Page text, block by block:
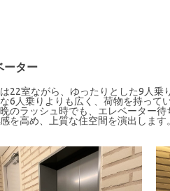
ーター
22室ながら、ゆったりとした9人
6人乗りよりも広く、荷物を持って
のラッシュ時でも、エレベーター
を高め、上質な住空間を演出しま